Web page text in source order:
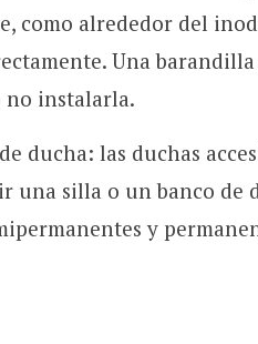
como alrededor del
Una
no instalarla.
ducha: las duchas
una silla o un banco de
y